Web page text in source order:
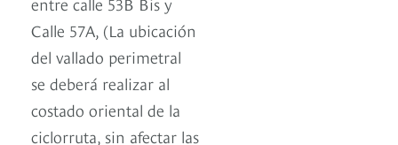
Calle 57A, (La ubicación
del vallado perimetral
se deberá realizar al
costado oriental de la
ciclorruta, sin afectar las